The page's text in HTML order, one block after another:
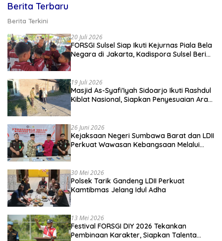
Berita Terbaru
Berita Terkini
20 Juli 2026
FORSGI Sulsel Siap Ikuti Kejurnas Piala Bela
Negara di Jakarta, Kadispora Sulsel Beri
19 Juli 2026
Masjid As-Syafi’iyah Sidoarjo Ikuti Rashdul
Kiblat Nasional, Siapkan Penyesuaian Arah
26 Juni 2026
Kejaksaan Negeri Sumbawa Barat dan LDII
Perkuat Wawasan Kebangsaan Melalui
30 Mei 2026
Polsek Tarik Gandeng LDII Perkuat
Kamtibmas Jelang Idul Adha
13 Mei 2026
Festival FORSGI DIY 2026 Tekankan
Pembinaan Karakter, Siapkan Talenta